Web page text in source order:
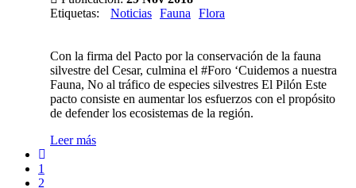
Etiquetas: Noticias Fauna Flora
Con la firma del Pacto por la conservación de la fauna
silvestre del Cesar, culmina el #Foro ‘Cuidemos a nuestra
Fauna, No al tráfico de especies silvestres El Pilón Este
pacto consiste en aumentar los esfuerzos con el propósito
de defender los ecosistemas de la región.
Leer más
1
2